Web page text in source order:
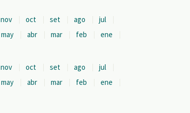
nov oct set ago
jul
may abr mar feb ene
nov oct set ago
jul
may abr mar feb ene